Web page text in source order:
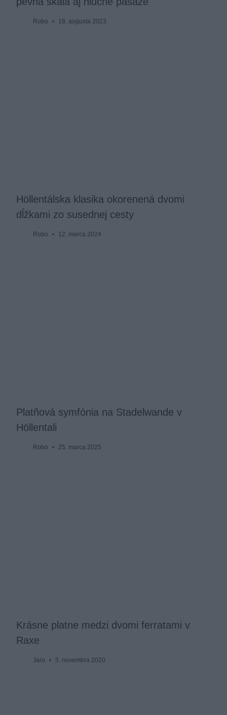
Robo 18. augusta 2023
Höllentálska klasika okorenená dvomi
dĺžkami zo susednej cesty
Robo 12. marca 2024
Platňová symfónia na Stadelwande v
Höllentali
Robo 25. marca 2025
Krásne platne medzi dvomi ferratami v
Raxe
Jaro 5. novembra 2020